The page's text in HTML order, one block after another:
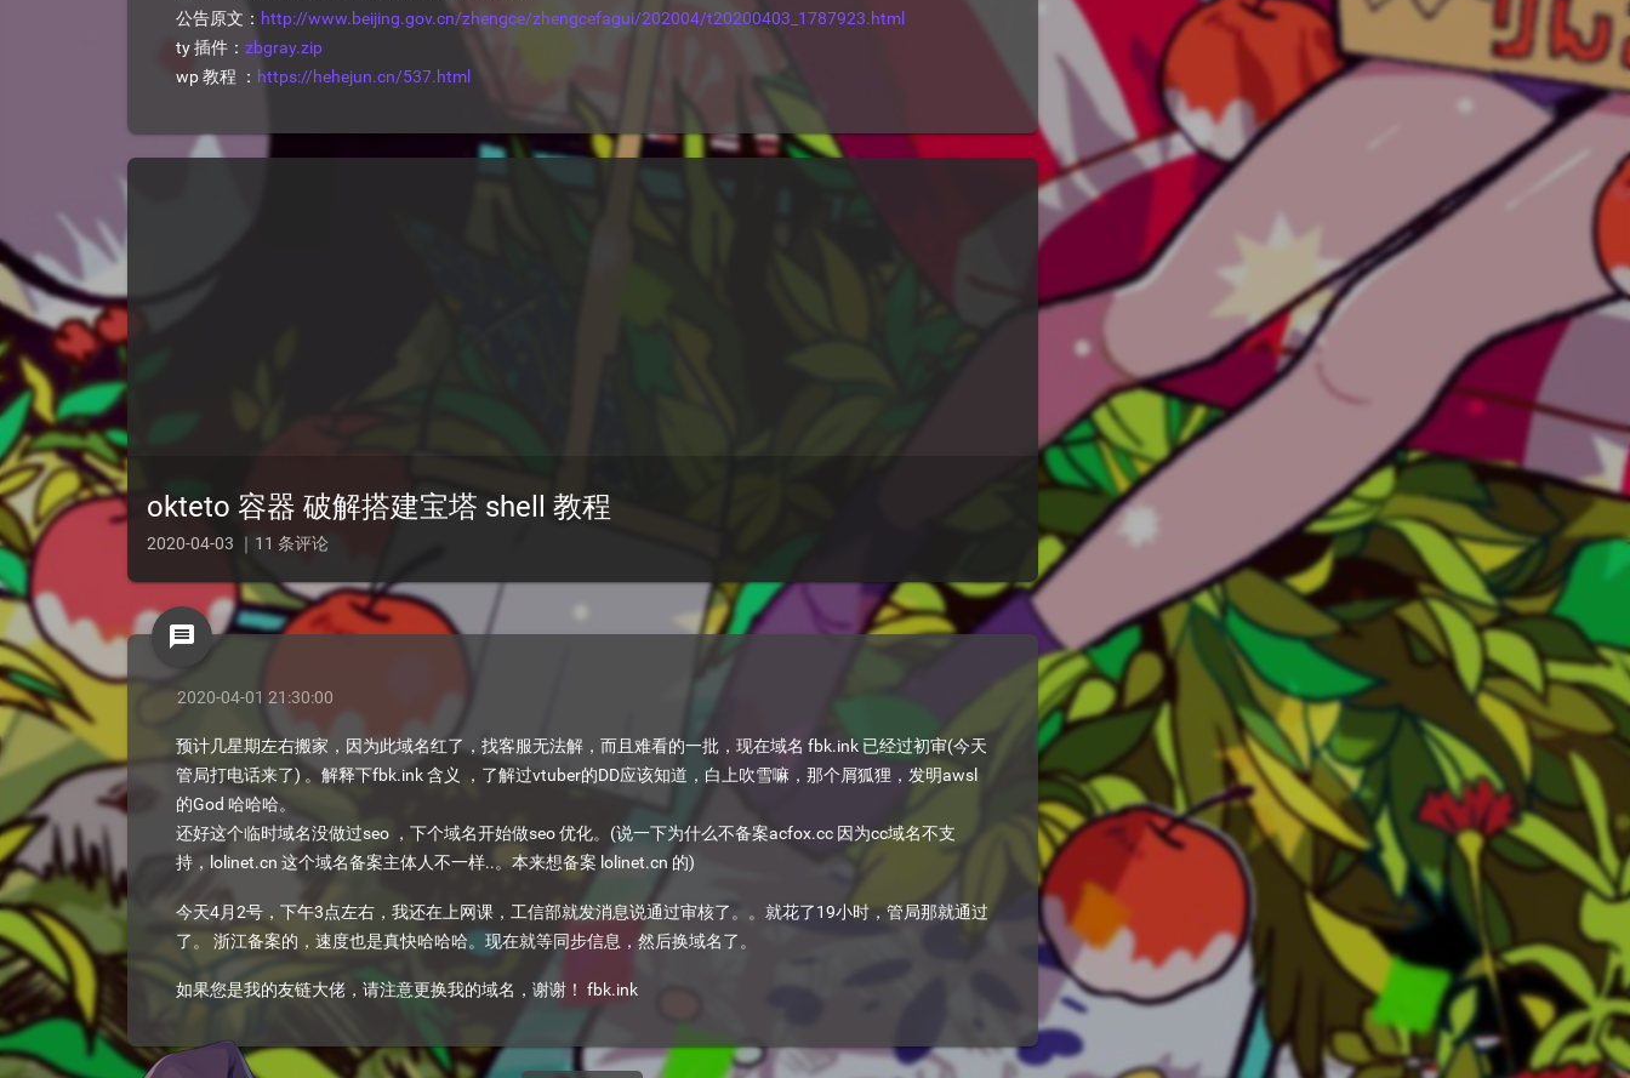
公告原文： http://www.beijing.gov.cn/zhengce/zhengcefagui/202004/t20200403_1787923.html
ty 插件： zbgray.zip
wp 教程 ： https://hehejun.cn/537.html
okteto 容器 破解搭建宝塔 shell 教程
2020-04-03 ｜11 条评论
上次介绍的那个容器，docker貌似被禁了，最近又恢复了，所以又 可 以 白嫖了哈哈哈次教程参考 https://www.hostloc.com/forum.php?mod=viewthread...
message
2020-04-01 21:30:00
预计几星期左右搬家，因为此域名红了，找客服无法解，而且难看的一批，现在域名 fbk.ink 已经过初审(今天
管局打电话来了) 。解释下fbk.ink 含义 ，了解过vtuber的DD应该知道，白上吹雪嘛，那个屑狐狸，发明awsl
的God 哈哈哈。
还好这个临时域名没做过seo ，下个域名开始做seo 优化。(说一下为什么不备案acfox.cc 因为cc域名不支
持，lolinet.cn 这个域名备案主体人不一样..。本来想备案 lolinet.cn 的)
今天4月2号，下午3点左右，我还在上网课，工信部就发消息说通过审核了。。就花了19小时，管局那就通过
了。 浙江备案的，速度也是真快哈哈哈。现在就等同步信息，然后换域名了。
如果您是我的友链大佬，请注意更换我的域名，谢谢！ fbk.ink